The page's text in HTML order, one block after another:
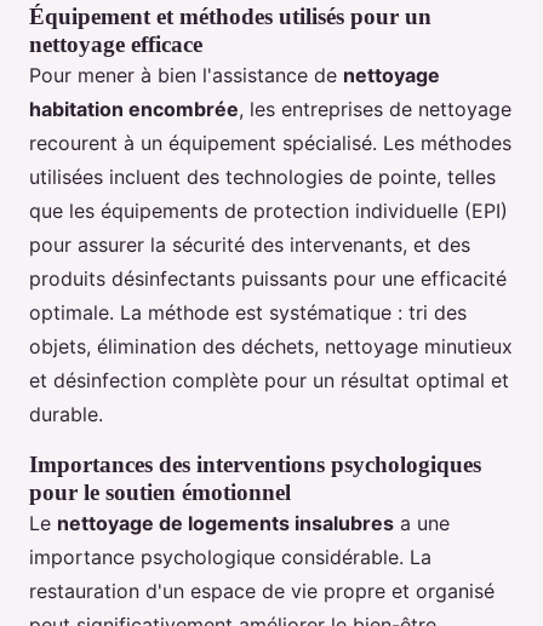
Équipement et méthodes utilisés pour un
nettoyage efficace
Pour mener à bien l'assistance de nettoyage
habitation encombrée, les entreprises de nettoyage
recourent à un équipement spécialisé. Les méthodes
utilisées incluent des technologies de pointe, telles
que les équipements de protection individuelle (EPI)
pour assurer la sécurité des intervenants, et des
produits désinfectants puissants pour une efficacité
optimale. La méthode est systématique : tri des
objets, élimination des déchets, nettoyage minutieux
et désinfection complète pour un résultat optimal et
durable.
Importances des interventions psychologiques
pour le soutien émotionnel
Le nettoyage de logements insalubres a une
importance psychologique considérable. La
restauration d'un espace de vie propre et organisé